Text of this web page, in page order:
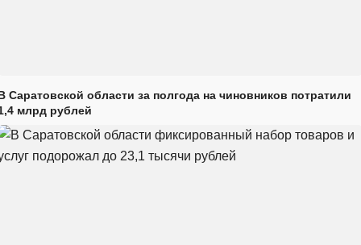
Саратовской области за полгода на чиновников потратили
млрд рублей